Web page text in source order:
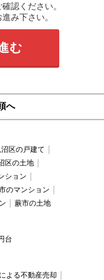
認ください。
み下さい。
む
へ
区の戸建て
区の土地
ション
のマンション
蕨市の土地
台
よる不動産売却